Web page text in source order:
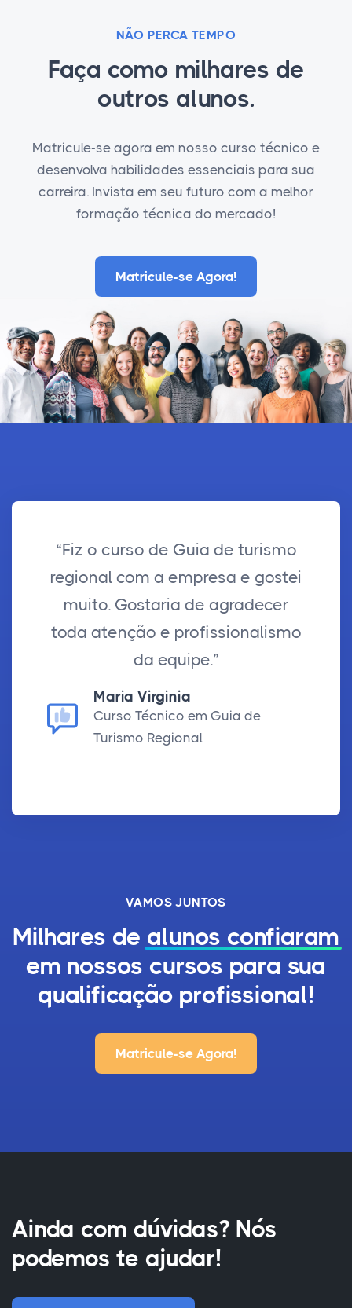
NÃO PERCA TEMPO
Faça como milhares de
outros alunos.
Matricule-se agora em nosso curso técnico e
desenvolva habilidades essenciais para sua
carreira. Invista em seu futuro com a melhor
formação técnica do mercado!
Matricule-se Agora!
“Fiz o curso de Guia de turismo
regional com a empresa e gostei
muito. Gostaria de agradecer
toda atenção e profissionalismo
da equipe.”
Maria Virginia
Curso Técnico em Guia de
Turismo Regional
VAMOS JUNTOS
Milhares de alunos confiaram
em nossos cursos para sua
qualificação profissional!
Matricule-se Agora!
Ainda com dúvidas? Nós
podemos te ajudar!